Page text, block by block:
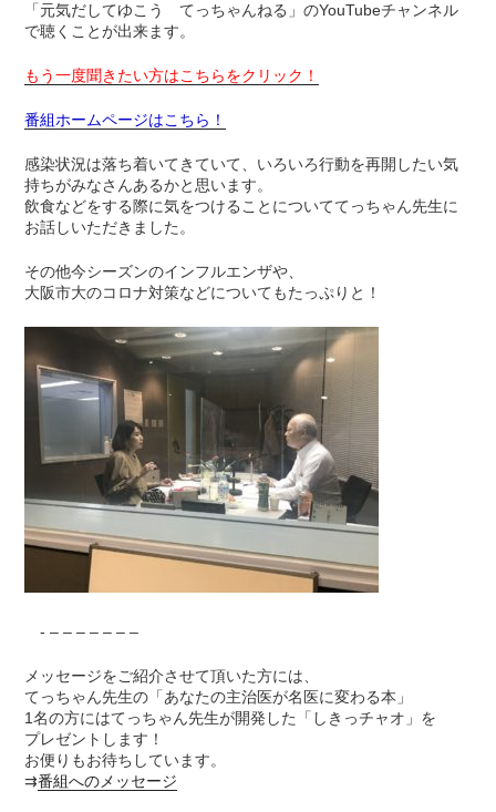
「元気だしてゆこう てっちゃんねる」のYouTubeチャンネル
で聴くことが出来ます。
もう一度聞きたい方はこちらをクリック！
番組ホームページはこちら！
感染状況は落ち着いてきていて、いろいろ行動を再開したい気
持ちがみなさんあるかと思います。
飲食などをする際に気をつけることについててっちゃん先生に
お話しいただきました。
その他今シーズンのインフルエンザや、
大阪市大のコロナ対策などについてもたっぷりと！
- – – – – – – –
メッセージをご紹介させて頂いた方には、
てっちゃん先生の「あなたの主治医が名医に変わる本」
1名の方にはてっちゃん先生が開発した「しきっチャオ」を
プレゼントします！
お便りもお待ちしています。
⇉番組へのメッセージ